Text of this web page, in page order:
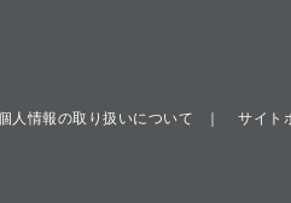
人情報の取り扱いについて サイト